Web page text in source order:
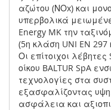
αζώτου (ΝΟx) και
υπερβολικά
Energy MK την
(5η κλάση UNI EN 297
Οι επίτοιχοι
οίκου BALTUR SpA
τεχνολογίες στα
εξασφαλίζοντας
ασφάλεια και